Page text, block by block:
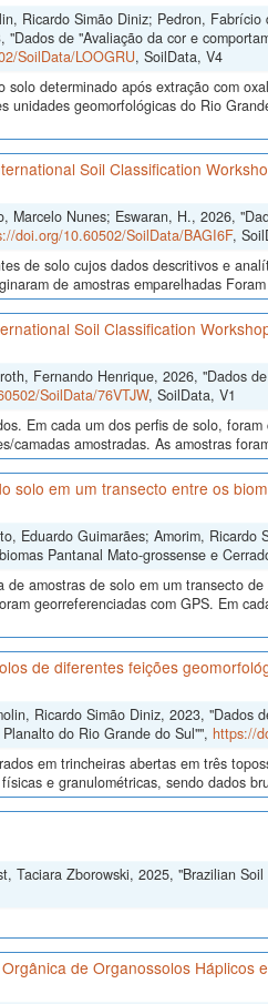
Ricardo Simão Diniz; Pedron,
"Dados de "Avaliação da cor e
SoilData/LOOGRU, SoilData, V4
determinado após extração com
unidades geomorfológicas do Rio
Soil Classification
Marcelo Nunes; Eswaran, H., 2026,
doi.org/10.60502/SoilData/BAGI6F,
de solo cujos dados descritivos e
de amostras emparelhadas
Soil Classification
Fernando Henrique, 2026, "Dados
SoilData/76VTJW, SoilData, V1
Em cada um dos perfis de solo,
camadas amostradas. As amostras
solo em um transecto entre os
Eduardo Guimarães; Amorim,
Pantanal Mato-grossense e
de amostras de solo em um transecto
georreferenciadas com GPS. Em
de diferentes feições
Ricardo Simão Diniz, 2023, "Dados
do Rio Grande do Sul"", https://
em trincheiras abertas em três
e granulométricas, sendo dados
Taciara Zborowski, 2025, "Brazilian
de Organossolos Háplicos